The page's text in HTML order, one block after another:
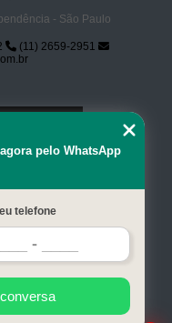
- São Paulo
(11) 2659-2951
pelo WhatsApp
telefone